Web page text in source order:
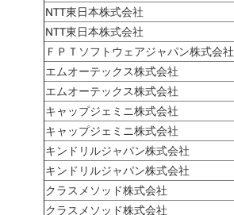
NTT東日本株式会社
NTT東日本株式会社
ＦＰＴソフトウェアジャパン株式会社
エムオーテックス株式会社
エムオーテックス株式会社
キャップジェミニ株式会社
キャップジェミニ株式会社
キンドリルジャパン株式会社
キンドリルジャパン株式会社
クラスメソッド株式会社
クラスメソッド株式会社